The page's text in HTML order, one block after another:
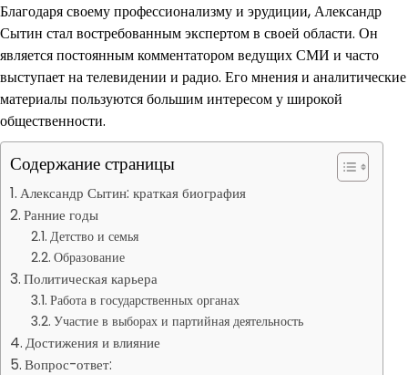
Благодаря своему профессионализму и эрудиции, Александр
Сытин стал востребованным экспертом в своей области. Он
является постоянным комментатором ведущих СМИ и часто
выступает на телевидении и радио. Его мнения и аналитические
материалы пользуются большим интересом у широкой
общественности.
Содержание страницы
Александр Сытин: краткая биография
Ранние годы
Детство и семья
Образование
Политическая карьера
Работа в государственных органах
Участие в выборах и партийная деятельность
Достижения и влияние
Вопрос-ответ: